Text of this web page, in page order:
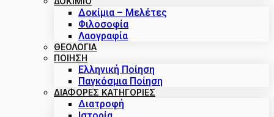
Δοκίμια – Μελέτες
Φιλοσοφία
Λαογραφία
ΘΕΟΛΟΓΙΑ
ΠΟΙΗΣΗ
Ελληνική Ποίηση
Παγκόσμια Ποίηση
ΔΙΑΦΟΡΕΣ ΚΑΤΗΓΟΡΙΕΣ
Διατροφή